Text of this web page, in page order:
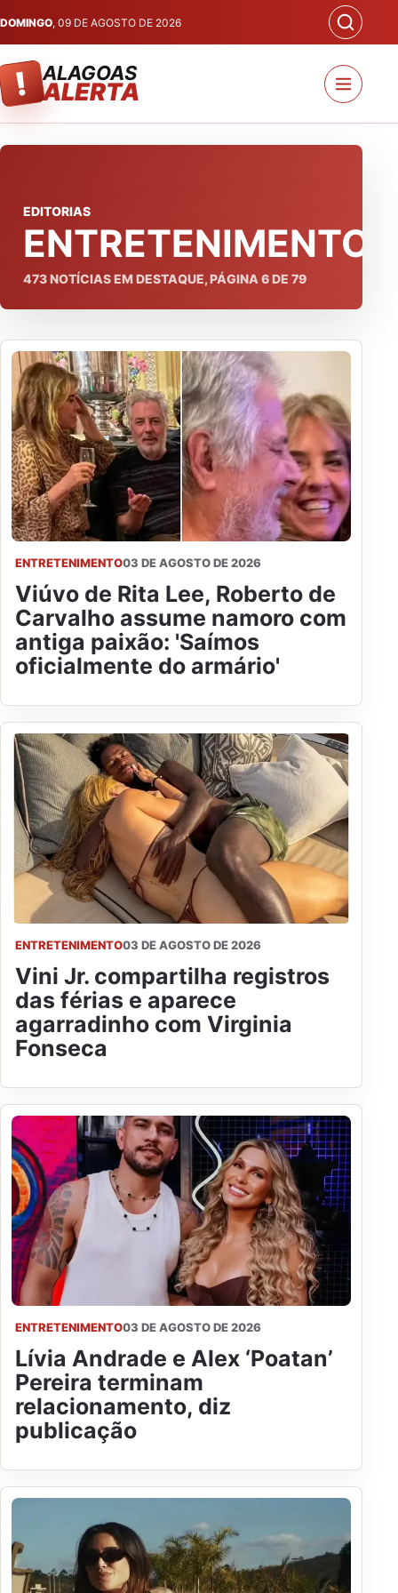
DOMINGO, 09 DE AGOSTO DE 2026
! ALAGOAS
ALERTA
EDITORIAS
ENTRETENIMENTO
473NOTÍCIAS EM DESTAQUE, PÁGINA 6DE 79
ENTRETENIMENTO03 DE AGOSTO DE 2026
Viúvo de Rita Lee, Roberto de
Carvalho assume namoro com
antiga paixão: 'Saímos
oficialmente do armário'
ENTRETENIMENTO03 DE AGOSTO DE 2026
Vini Jr. compartilha registros
das férias e aparece
agarradinho com Virginia
Fonseca
ENTRETENIMENTO03 DE AGOSTO DE 2026
Lívia Andrade e Alex ‘Poatan’
Pereira terminam
relacionamento, diz
publicação